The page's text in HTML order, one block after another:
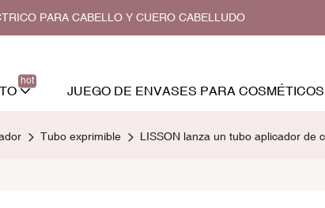
PARA CABELLO Y CUERO CABELLUDO
hot
JUEGO DE ENVASES PARA COSMÉTICOS
Tubo exprimible LISSON lanza un tubo aplicador de